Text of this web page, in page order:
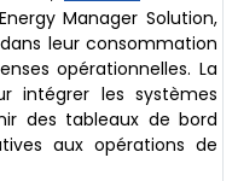
Manager Solution,
leur consommation
opérationnelles. La
intégrer les systèmes
des tableaux de bord
aux opérations de